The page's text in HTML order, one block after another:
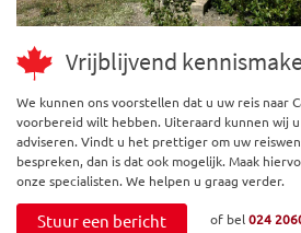
Vrijblijvend
We kunnen ons voorstellen dat u uw reis naar
voorbereid wilt hebben. Uiteraard kunnen wij
adviseren. Vindt u het prettiger om uw
bespreken, dan is dat ook mogelijk. Maak
onze specialisten. We helpen u graag verder.
Stuur een bericht of bel024